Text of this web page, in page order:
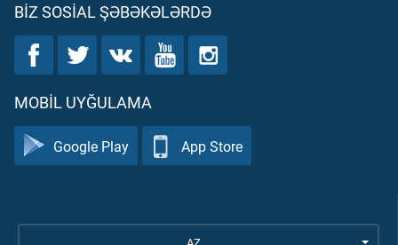
BIZ SOSIAL ŞƏBƏKƏLƏRDƏ
MOBIL UYĞULAMA
Google Play App Store